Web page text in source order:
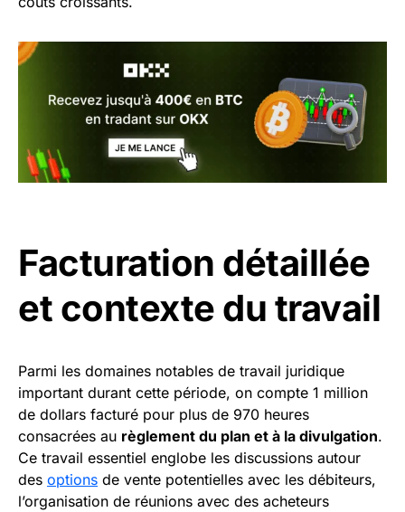
Facturation détaillée
et contexte du travail
Parmi les domaines notables de travail juridique
important durant cette période, on compte 1 million
de dollars facturé pour plus de 970 heures
consacrées au règlement du plan et à la divulgation.
Ce travail essentiel englobe les discussions autour
des options de vente potentielles avec les débiteurs,
l’organisation de réunions avec des acheteurs